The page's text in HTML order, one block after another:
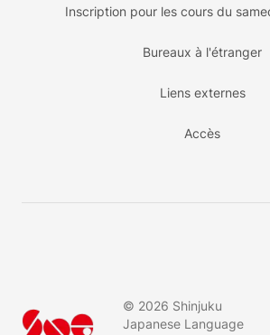
Inscription pour les cours du
Bureaux à l'étranger
Liens externes
Accès
© 2026 Shinjuku
Japanese Language